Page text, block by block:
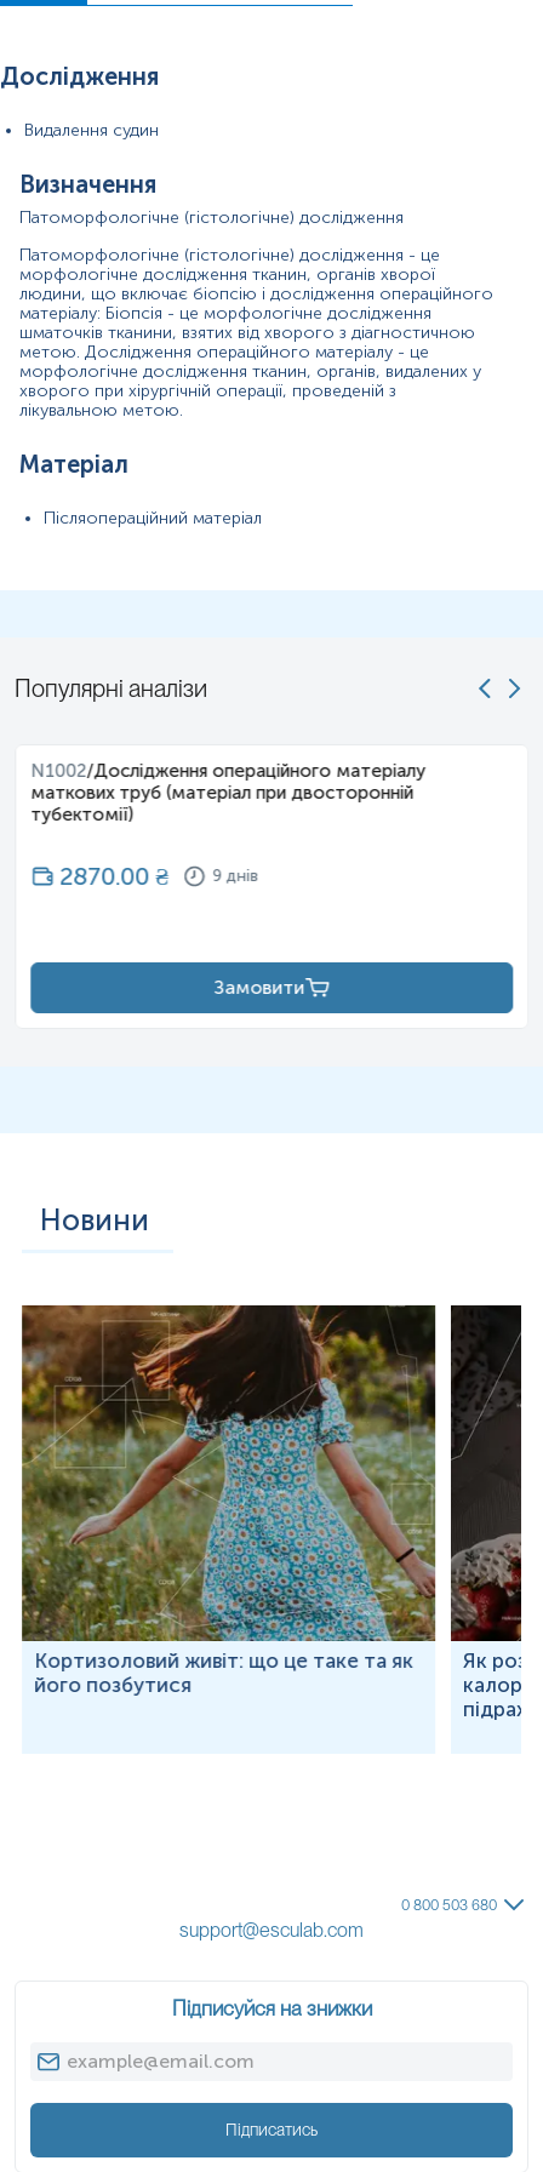
тест-систем.
розчином
ПІБ пацієнта, дату народження,
, вид операції.
Застереження!Для проведення патогістологічного
дослідження обов'язково необхідно надати відповідне
скерування, що містить повну клінічну інформацію.
Дослідження
Видалення судин
Визначення
Патоморфологічне (гістологічне) дослідження
Патоморфологічне (гістологічне) дослідження - це
морфологічне дослідження тканин, органів хворої
людини, що включає біопсію і дослідження операційного
матеріалу: Біопсія - це морфологічне дослідження
шматочків тканини, взятих від хворого з діагностичною
метою. Дослідження операційного матеріалу - це
морфологічне дослідження тканин, органів, видалених у
хворого при хірургічній операції, проведеній з
лікувальною метою.
Матеріал
Післяопераційний матеріал
Популярні аналізи
N1002/Дослідження операційного матеріалу
маткових труб (матеріал при двосторонній
тубектомії)
2870.00₴ 9 днів
Замовити
Новини
Кортизоловий живіт: що це таке та як
його позбутися
Як
0 800 503 680
support@esculab.com
Підписуйся на знижки
Підписатись